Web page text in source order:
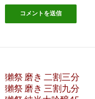
獺祭 磨き 二割三分
獺祭 磨き 三割九分